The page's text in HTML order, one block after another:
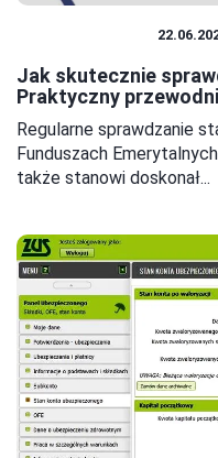
Jak skutecznie
Praktyczny
Regularne sprawdzanie
Funduszach
także stanowi doskonał...